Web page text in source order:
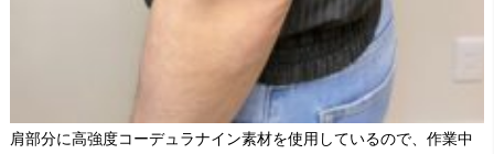
肩部分に高強度コーデュラナイン素材を使用しているので、作業中